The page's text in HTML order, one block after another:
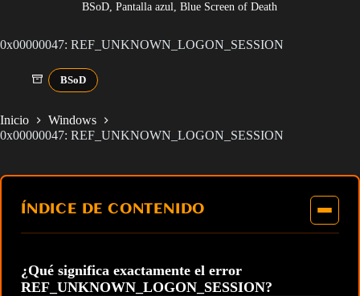
BSoD, Pantalla azul, Blue Screen of Death
0x00000047: REF_UNKNOWN_LOGON_SESSION
BSoD
Inicio
Windows
0x00000047: REF_UNKNOWN_LOGON_SESSION
ÍNDICE DE CONTENIDO
¿Qué significa exactamente el error
REF_UNKNOWN_LOGON_SESSION?